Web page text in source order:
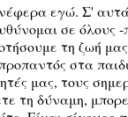
εγώ. Σ' αυτά
σε όλους
τη ζωή
στα
μας, τους
τη δύναμη,